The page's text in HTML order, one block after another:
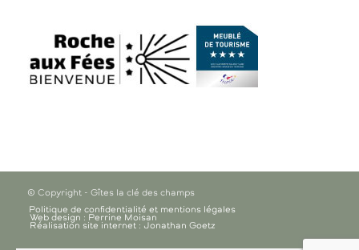
© Copyright - Gîtes la clé des champs
Politique de confidentialité et mentions légales
Web design : Perrine Moisan
Réalisation site internet : Jonathan Goetz